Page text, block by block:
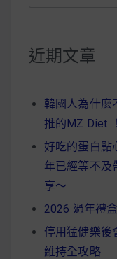
鍵
字:
近期文章
韓國人為什麼
推的MZ Diet ！
好吃的蛋白點
年已經等不及
享～
2026 過年禮
停用猛健樂後
維持全攻略